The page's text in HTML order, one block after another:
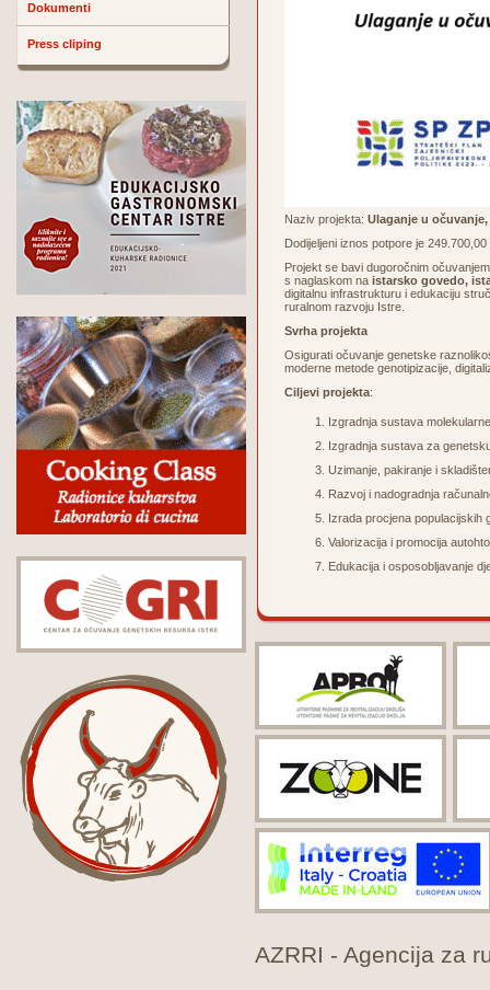
Dokumenti
Press cliping
Naziv projekta: Ulaganje u
Dodijeljeni iznos potpore je 249.700,00
Projekt se bavi dugoročnim
s naglaskom na istarsko govedo,
digitalnu infrastrukturu i edukaciju
ruralnom razvoju Istre.
Svrha projekta
Osigurati očuvanje genetske
moderne metode genotipizacije,
Ciljevi projekta:
Izgradnja sustava
Izgradnja sustava za
Uzimanje, pakiranje i
Razvoj i nadogradnja
Izrada procjena populacijskih
Valorizacija i promocija
Edukacija i osposobljavanje
AZRRI - Agencija za